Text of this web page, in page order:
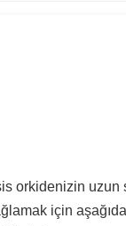
orkidenizin uzun
için